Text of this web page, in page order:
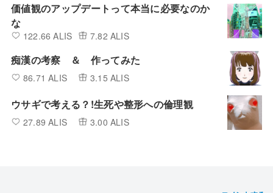
価値観のアップデートって本当に必要なのか
な
122.66 ALIS 7.82 ALIS
痴漢の考察 ＆ 作ってみた
86.71 ALIS 3.15 ALIS
ウサギで考える？!生死や整形への倫理観
27.89 ALIS 3.00 ALIS